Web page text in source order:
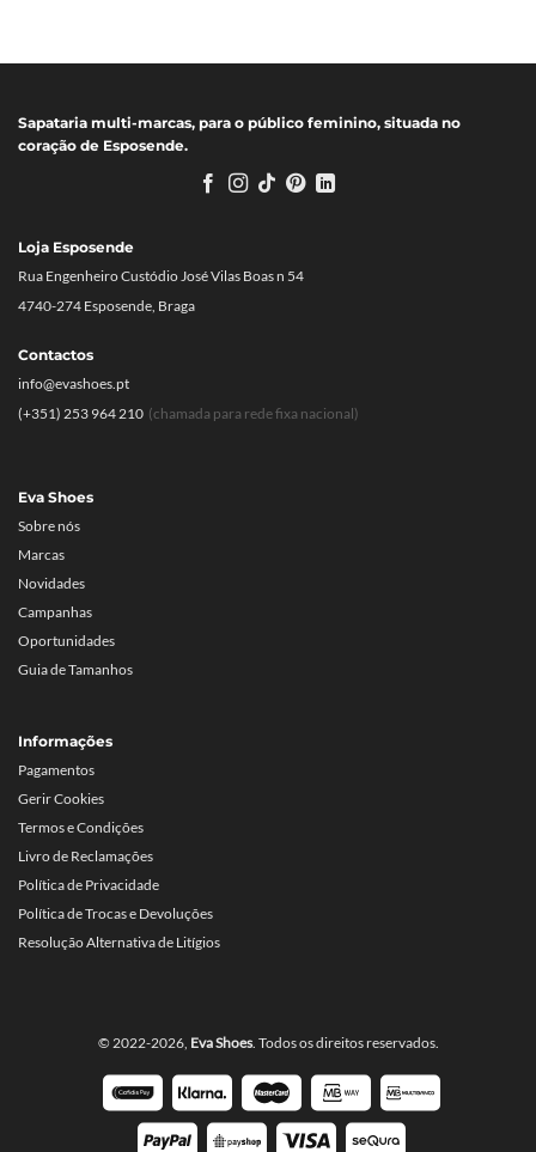
Sapataria multi-marcas, para o público feminino, situada no
coração de Esposende.
Eva Shoes
Sobre nós
Marcas
Novidades
Campanhas
Oportunidades
Guia de Tamanhos
Informações
Pagamentos
Gerir Cookies
Termos e Condições
Livro de Reclamações
Política de Privacidade
Política de Trocas e Devoluções
Resolução Alternativa de Litígios
Loja Esposende
Rua Engenheiro Custódio José Vilas Boas n 54
4740-274 Esposende, Braga
Contactos
info@evashoes.pt
(+351) 253 964 210 (chamada para rede fixa nacional)
© 2022-2026, Eva Shoes. Todos os direitos reservados.